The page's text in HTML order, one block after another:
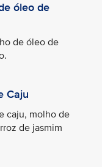
óleo de
de óleo de
Caju
caju, molho de
de jasmim